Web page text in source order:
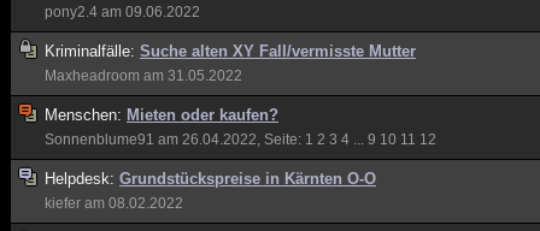
pony2.4 am 09.06.2022
Kriminalfälle: Suche alten XY Fall/vermisste Mutter
Maxheadroom am 31.05.2022
Menschen: Mieten oder kaufen?
Sonnenblume91 am 26.04.2022, Seite: 1 2 3 4 9 10 11 12
Helpdesk: Grundstückspreise in Kärnten O-O
kiefer am 08.02.2022